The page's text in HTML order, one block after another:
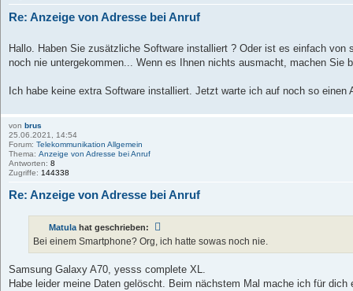
Re: Anzeige von Adresse bei Anruf
Hallo. Haben Sie zusätzliche Software installiert ? Oder ist es einfach von
noch nie untergekommen... Wenn es Ihnen nichts ausmacht, machen Sie
Ich habe keine extra Software installiert. Jetzt warte ich auf noch so einen
von brus
25.06.2021, 14:54
Forum: Telekommunikation Allgemein
Thema: Anzeige von Adresse bei Anruf
Antworten: 8
Zugriffe: 144338
Re: Anzeige von Adresse bei Anruf
Matula hat geschrieben:
Bei einem Smartphone? Org, ich hatte sowas noch nie.
Samsung Galaxy A70, yesss complete XL.
Habe leider meine Daten gelöscht. Beim nächstem Mal mache ich für dich